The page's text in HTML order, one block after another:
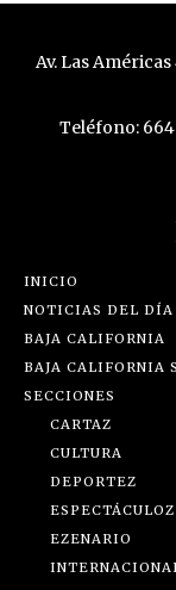
Av. Las Américas
Teléfono: 664
INICIO
NOTICIAS DEL DÍA
BAJA CALIFORNIA
BAJA CALIFORNIA
SECCIONES
CARTAZ
CULTURA
DEPORTEZ
ESPECTÁCULOZ
EZENARIO